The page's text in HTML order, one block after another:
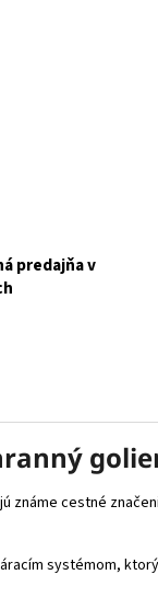
predajňa v
cestné
systémom,